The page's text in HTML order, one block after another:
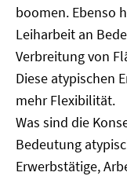
boomen. Ebenso
Leiharbeit an
Verbreitung von
Diese atypischen
mehr Flexibilität.
Was sind die
Bedeutung
Erwerbstätige,